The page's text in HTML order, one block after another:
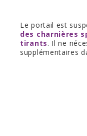
Le portail est
des charnières
tirants. Il ne
supplémentaires